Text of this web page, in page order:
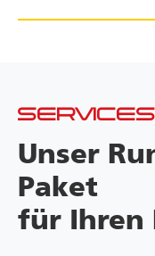
SERVICES
Unser
Paket
für Ihren